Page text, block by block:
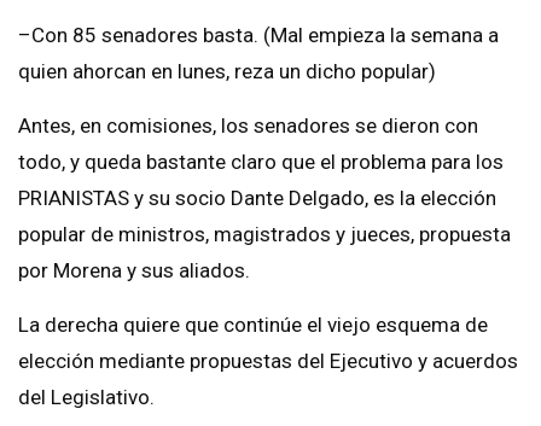
–Con 85 senadores basta. (Mal empieza la semana a
quien ahorcan en lunes, reza un dicho popular)
Antes, en comisiones, los senadores se dieron con
todo, y queda bastante claro que el problema para los
PRIANISTAS y su socio Dante Delgado, es la elección
popular de ministros, magistrados y jueces, propuesta
por Morena y sus aliados.
La derecha quiere que continúe el viejo esquema de
elección mediante propuestas del Ejecutivo y acuerdos
del Legislativo.